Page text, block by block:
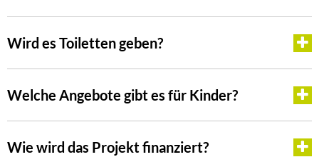
Wird es Toiletten geben?
Welche Angebote gibt es für Kinder?
Wie wird das Projekt finanziert?